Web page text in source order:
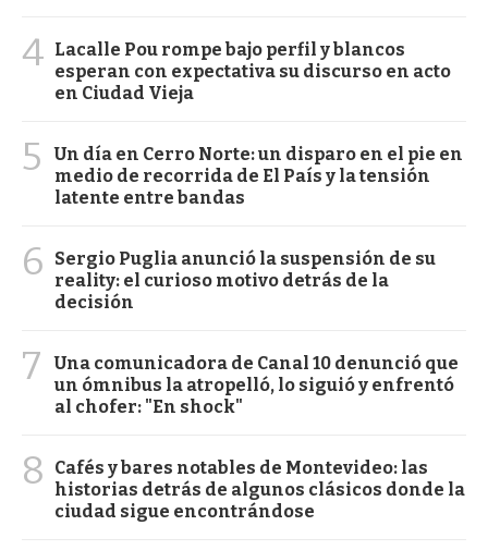
4 Lacalle Pou rompe bajo perfil y blancos
esperan con expectativa su discurso en acto
en Ciudad Vieja
5
Un día en Cerro Norte: un disparo en el pie en
medio de recorrida de El País y la tensión
latente entre bandas
6
Sergio Puglia anunció la suspensión de su
reality: el curioso motivo detrás de la
decisión
7
Una comunicadora de Canal 10 denunció que
un ómnibus la atropelló, lo siguió y enfrentó
al chofer: "En shock"
8
Cafés y bares notables de Montevideo: las
historias detrás de algunos clásicos donde la
ciudad sigue encontrándose